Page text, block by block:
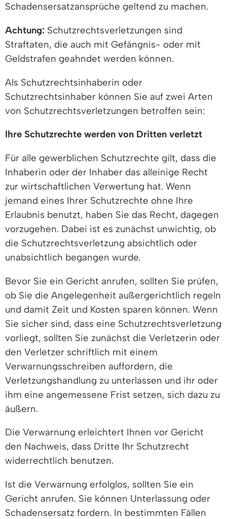
Schadensersatzansprüche geltend zu machen.
Achtung: Schutzrechtsverletzungen sind
Straftaten, die auch mit Gefängnis- oder mit
Geldstrafen geahndet werden können.
Als Schutzrechtsinhaberin oder
Schutzrechtsinhaber können Sie auf zwei Arten
von Schutzrechtsverletzungen betroffen sein:
Ihre Schutzrechte werden von Dritten verletzt
Für alle gewerblichen Schutzrechte gilt, dass die
Inhaberin oder der Inhaber das alleinige Recht
zur wirtschaftlichen Verwertung hat. Wenn
jemand eines Ihrer Schutzrechte ohne Ihre
Erlaubnis benutzt, haben Sie das Recht, dagegen
vorzugehen. Dabei ist es zunächst unwichtig, ob
die Schutzrechtsverletzung absichtlich oder
unabsichtlich begangen wurde.
Bevor Sie ein Gericht anrufen, sollten Sie prüfen,
ob Sie die Angelegenheit außergerichtlich regeln
und damit Zeit und Kosten sparen können. Wenn
Sie sicher sind, dass eine Schutzrechtsverletzung
vorliegt, sollten Sie zunächst die Verletzerin oder
den Verletzer schriftlich mit einem
Verwarnungsschreiben auffordern, die
Verletzungshandlung zu unterlassen und ihr oder
ihm eine angemessene Frist setzen, sich dazu zu
äußern.
Die Verwarnung erleichtert Ihnen vor Gericht
den Nachweis, dass Dritte Ihr Schutzrecht
widerrechtlich benutzen.
Ist die Verwarnung erfolglos, sollten Sie ein
Gericht anrufen. Sie können Unterlassung oder
Schadensersatz fordern. In bestimmten Fällen